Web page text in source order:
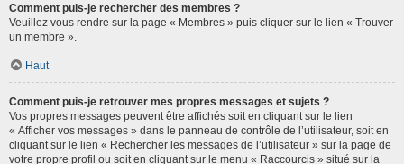
Comment puis-je rechercher des membres ?
Veuillez vous rendre sur la page « Membres » puis cliquer sur le lien « Trouver
un membre ».
Haut
Comment puis-je retrouver mes propres messages et sujets ?
Vos propres messages peuvent être affichés soit en cliquant sur le lien
« Afficher vos messages » dans le panneau de contrôle de l’utilisateur, soit en
cliquant sur le lien « Rechercher les messages de l’utilisateur » sur la page de
votre propre profil ou soit en cliquant sur le menu « Raccourcis » situé sur la